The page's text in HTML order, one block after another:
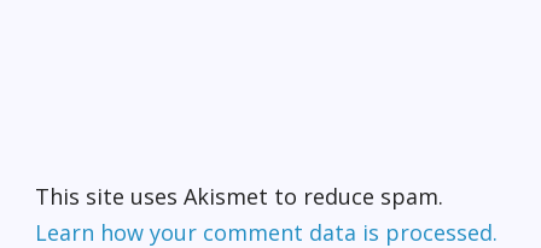
This site uses Akismet to reduce spam.
Learn how your comment data is processed.